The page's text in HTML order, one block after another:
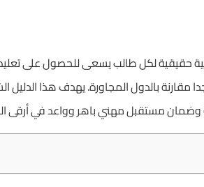
حقيقية لكل طالب يسعى للحصول على
مقارنة بالدول المجاورة. يهدف هذا
وضمان مستقبل مهني باهر وواعد في أرقى